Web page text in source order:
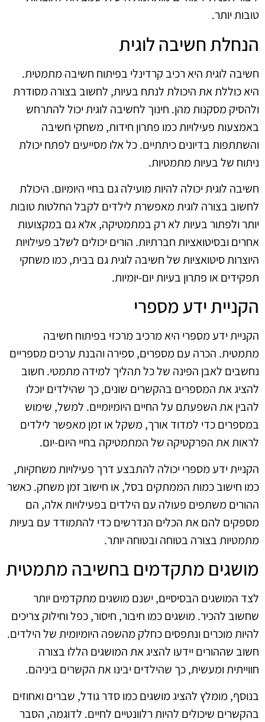
טובות יותר.
הנחלת חשיבה לוגית
חשיבה לוגית היא רכיב קרדינלי בפיתוח חשיבה מתמטית.
היא כוללת את היכולת לנתח בעיות, לחשוב בצורה מסודרת
ולהסיק מסקנות מהן. חינוך לחשיבה לוגית יכול להתרחש
באמצעות פעילויות כמו פתרון חידות, משחקי חשיבה
והשתתפות בדיונים כיתתיים. כל אלו מסייעים לפתח יכולת
ניתוח של בעיות מתמטיות.
חשיבה לוגית יכולה להיות מועילה גם בחיי היומיום. היכולת
לחשוב בצורה לוגית מאפשרת לילדים לקבל החלטות טובות
יותר ולפתור בעיות לא רק במתמטיקה, אלא גם במקצועות
אחרים ובסיטואציות חברתיות. הורים יכולים לשלב פעילויות
היוצרות סיטואציות של חשיבה לוגית גם בבית, כמו משחקי
תפקידים או פתרון בעיות יום-יומיות.
הקניית ידע מספרי
הקניית ידע מספרי היא מרכיב מרכזי בפיתוח חשיבה
מתמטית. הכרה עם מספרים, ספירה והבנת ערכים מספריים
נחשבים לאבן הפינה של כל תהליך למידה מתמטי. חשוב
להציג את המספרים בהקשרים שונים, כך שהילדים יוכלו
להבין את השפעתם על החיים היומיומיים. למשל, שימוש
במספרים כדי למדוד אורך, משקל או זמן מאפשר לילדים
לראות את הפרקטיקה של המתמטיקה בחיי היום-יום.
הקניית ידע מספרי יכולה להתבצע דרך פעילויות משחקיות,
כמו חישוב כמות הממתקים בסל, או חישוב זמן משחק. כאשר
ההורים משתפים פעולה עם הילדים בפעילויות אלה, הם
מספקים להם את הכלים הנדרשים כדי להתמודד עם בעיות
מתמטיות בצורה בטוחה ובטוחה יותר.
מושגים מתקדמים בחשיבה מתמטית
לצד המושגים הבסיסיים, ישנם מושגים מתקדמים יותר
שחשוב להכיר. מושגים כמו חיבור, חיסור, כפל וחילוק צריכים
להיות מוכרים ונתפסים כחלק מהשפה היומיומית של הילדים.
חשוב שההורים יידעו להציג את המושגים הללו בצורה
חווייתית ומעשית, כך שהילדים יבינו את הקשרים ביניהם.
בנוסף, מומלץ להציג מושגים כמו סדר גודל, שברים ואחוזים
בהקשרים שיכולים להיות רלוונטיים לחיים. לדוגמה, הסבר